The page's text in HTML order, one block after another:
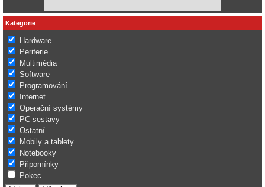
Kategorie
Hardware
Periferie
Multimédia
Software
Programování
Internet
Operační systémy
PC sestavy
Ostatní
Mobily a tablety
Notebooky
Připomínky
Pokec